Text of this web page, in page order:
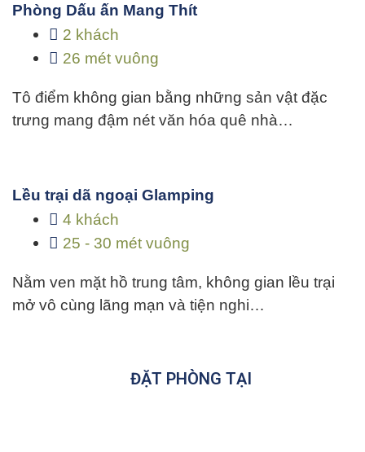
Phòng Dấu ấn Mang Thít
2 khách
26 mét vuông
Tô điểm không gian bằng những sản vật đặc
trưng mang đậm nét văn hóa quê nhà…
Lều trại dã ngoại Glamping
4 khách
25 - 30 mét vuông
Nằm ven mặt hồ trung tâm, không gian lều trại
mở vô cùng lãng mạn và tiện nghi…
ĐẶT PHÒNG TẠI